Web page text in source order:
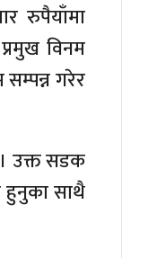
रुपैयाँमा
विनम
गरेर
उक्त सडक
हुनुका साथै